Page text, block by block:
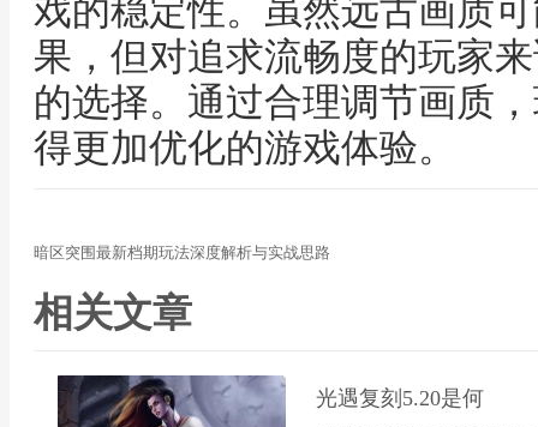
戏的稳定性。虽然远古画质
果，但对追求流畅度的玩家
的选择。通过合理调节画质
得更加优化的游戏体验。
暗区突围最新档期玩法深度解析与实战思路
相关文章
光遇复刻5.20是何